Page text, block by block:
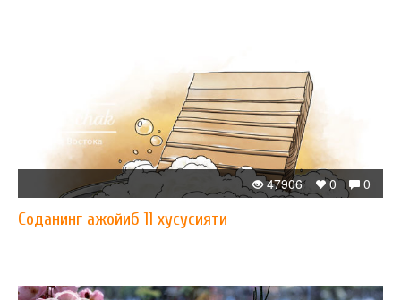
0
0
47906
​Соданинг ажойиб 11 хусусияти